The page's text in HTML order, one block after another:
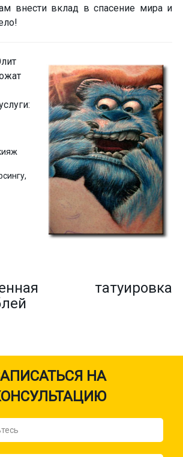
внести вклад в спасение мира и
!
татуировка
НА